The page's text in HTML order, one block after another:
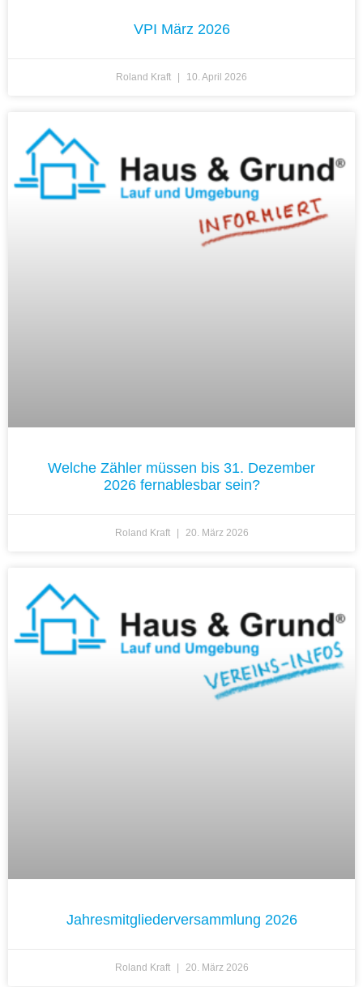
VPI März 2026
Roland Kraft 10. April 2026
Welche Zähler müssen bis 31. Dezember
2026 fernablesbar sein?
Roland Kraft 20. März 2026
Jahresmitgliederversammlung 2026
Roland Kraft 20. März 2026